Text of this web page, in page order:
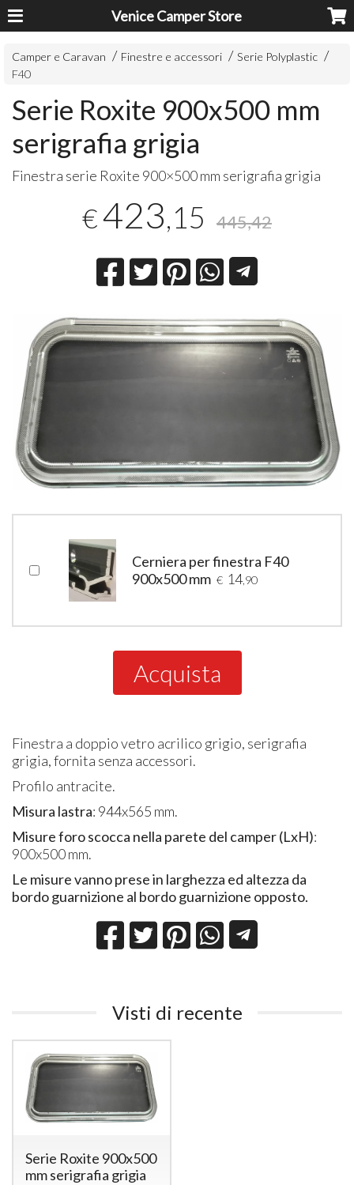
Venice Camper Store
Camper e Caravan Finestre e accessori
Serie Polyplastic
F40
Serie Roxite 900x500 mm
serigrafia grigia
Finestra serie Roxite 900×500 mm serigrafia grigia
€423,15 445,42
Cerniera per finestra F40
900x500 mm € 14,90
Acquista
Finestra a doppio vetro acrilico grigio, serigrafia
grigia, fornita senza accessori.
Profilo antracite.
Misura lastra: 944x565 mm.
Misure foro scocca nella parete del camper (LxH):
900x500 mm.
Le misure vanno prese in larghezza ed altezza da
bordo guarnizione al bordo guarnizione opposto.
Visti di recente
Serie Roxite 900x500
mm serigrafia grigia